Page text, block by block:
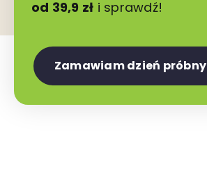
od 39,9 zł i sprawdź!
Zamawiam dzień próbny